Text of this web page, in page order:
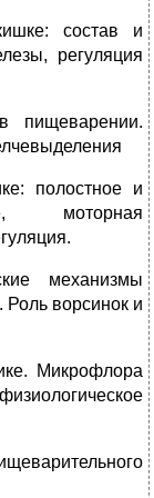
состав и
регуляция
пищеварении.
полостное и
моторная
механизмы
ворсинок и
Микрофлора